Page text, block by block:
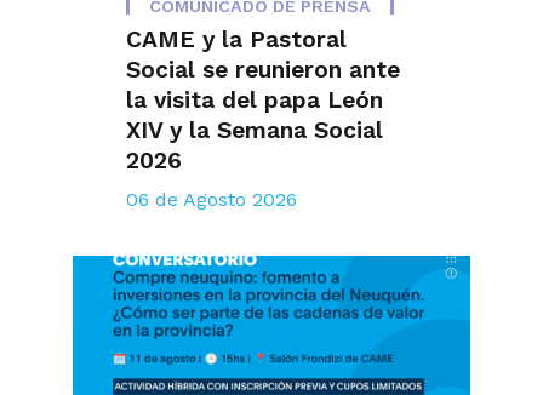
COMUNICADO DE PRENSA
CAME y la Pastoral
Social se reunieron ante
la visita del papa León
XIV y la Semana Social
2026
06 de Agosto 2026